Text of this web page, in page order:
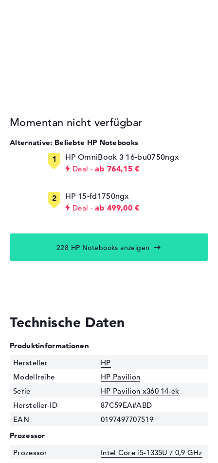
Momentan nicht verfügbar
Alternative: Beliebte HP Notebooks
HP OmniBook 3 16-bu0750ngx
Deal ab 764,15 €
HP 15-fd1750ngx
Deal ab 499,00 €
228 HP Notebooks anzeigen
Technische Daten
Produktinformationen
Hersteller
HP
Modellreihe
HP Pavilion
Serie
HP Pavilion x360 14-ek
Hersteller-ID
87C59EA#ABD
EAN
0197497707519
Prozessor
Prozessor
Intel Core i5-1335U / 0,9 GHz